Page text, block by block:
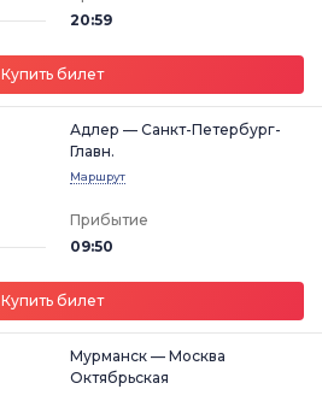
20:59
Купить билет
Адлер — Санкт-Петербург-
Главн.
Маршрут
Прибытие
09:50
Купить билет
Мурманск — Москва
Октябрьская